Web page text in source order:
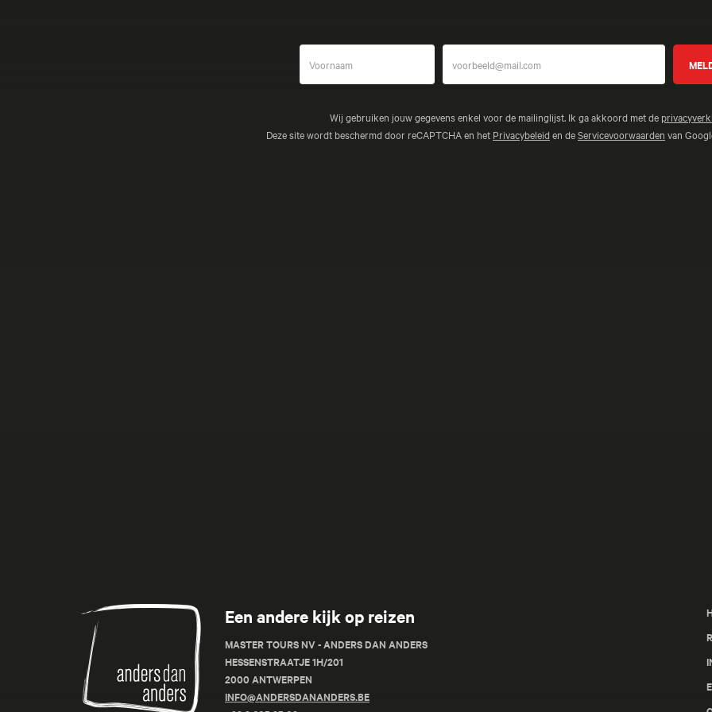
Wij gebruiken jouw gegevens enkel voor de mailinglijst. Ik ga akkoord met de
Deze site wordt beschermd door reCAPTCHA en het Privacybeleid en deServicevoorwaarden van
Anders
dan
Anders
Een andere kijk op reizen
MASTER TOURS NV - ANDERS DAN ANDERS
HESSENSTRAATJE 1H/201
2000 ANTWERPEN
INFO@ANDERSDANANDERS.BE